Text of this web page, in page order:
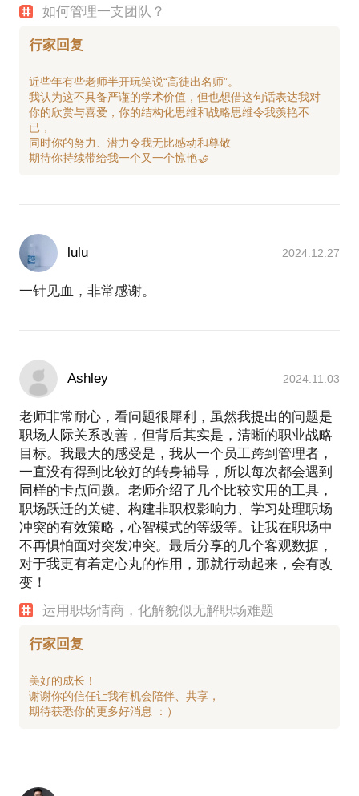
分享提升情商的理论、案例、自我训练的有效程序；
时的可选策略，以及面临晋升、发展机会时在竞争中
如何管理一支团队？
行家回复
近些年有些老师半开玩笑说“高徒出名师”。
我认为这不具备严谨的学术价值，但也想借这句话表达我对
你的欣赏与喜爱，你的结构化思维和战略思维令我羡艳不
已，
同时你的努力、潜力令我无比感动和尊敬
lulu 2024.12.27
一针见血，非常感谢。
Ashley 2024.11.03
老师非常耐心，看问题很犀利，虽然我提出的问题是
职场人际关系改善，但背后其实是，清晰的职业战略
目标。我最大的感受是，我从一个员工跨到管理者，
一直没有得到比较好的转身辅导，所以每次都会遇到
同样的卡点问题。老师介绍了几个比较实用的工具，
职场跃迁的关键、构建非职权影响力、学习处理职场
冲突的有效策略，心智模式的等级等。让我在职场中
不再惧怕面对突发冲突。最后分享的几个客观数据，
对于我更有着定心丸的作用，那就行动起来，会有改
变！
运用职场情商，化解貌似无解职场难题
行家回复
美好的成长！
谢谢你的信任让我有机会陪伴、共享，